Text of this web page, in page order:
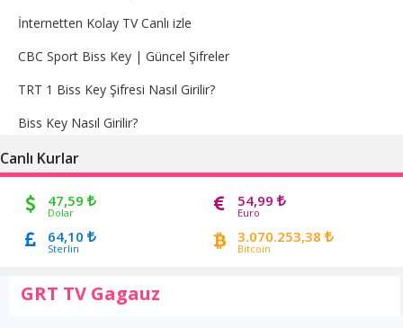
İnternetten Kolay TV Canlı izle
CBC Sport Biss Key | Güncel Şifreler
TRT 1 Biss Key Şifresi Nasıl Girilir?
Biss Key Nasıl Girilir?
Canlı Kurlar
47,59
Dolar
54,99
Euro
64,10
Sterlin
3.070.253,38
Bitcoin
GRT TV Gagauz